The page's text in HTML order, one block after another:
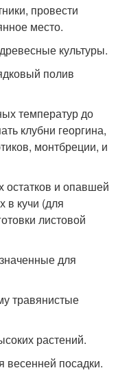
провести
место.
культуры.
полив
температур до
клубни георгина,
монтбреции, и
остатков и опавшей
в кучи (для
листовой
для
травянистые
растений.
посадки.